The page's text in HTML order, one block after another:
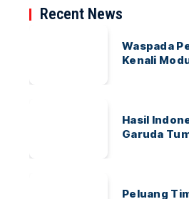
Recent News
Waspada
Kenali
Hasil
Garuda
Peluang